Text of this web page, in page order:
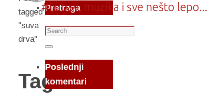
tagged
"suva
drva"
Tag:
Pretraga
Search
for:
Search
Poslednji
komentari